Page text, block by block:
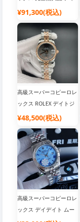
トナ Swiss Cal.4130 ム
れ 腕時計 メンズ ブラン
ド
¥91,300(税込)
高級スーパーコピーロレ
ックス ROLEX デイトジ
ャスト Swiss 2824搭載|
ンド
¥48,500(税込)
高級スーパーコピーロレ
ックス デイデイト ムー